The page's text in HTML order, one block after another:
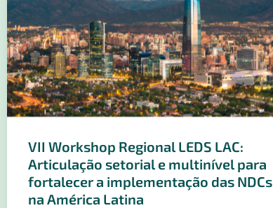
VII Workshop Regional LEDS LAC:
Articulação setorial e multinível para
fortalecer a implementação das NDCs
na América Latina